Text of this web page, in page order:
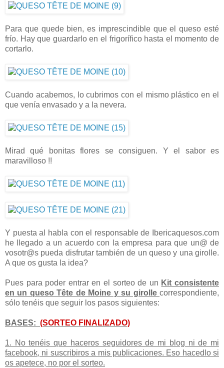
Para que quede bien, es imprescindible que el queso esté
frío. Hay que guardarlo en el frigorífico hasta el momento de
cortarlo.
Cuando acabemos, lo cubrimos con el mismo plástico en el
que venía envasado y a la nevera.
Mirad qué bonitas flores se consiguen. Y el sabor es
maravilloso !!
Y puesta al habla con el responsable de Ibericaquesos.com
he llegado a un acuerdo con la empresa para que un@ de
vosotr@s pueda disfrutar también de un queso y una girolle.
A que os gusta la idea?
Pues para poder entrar en el sorteo de un Kit consistente
en un queso Tête de Moine y su girolle correspondiente,
sólo tenéis que seguir los pasos siguientes:
BASES: (SORTEO FINALIZADO)
1. No tenéis que haceros seguidores de mi blog ni de mi
facebook, ni suscribiros a mis publicaciones. Eso hacedlo si
os apetece, no por el sorteo.